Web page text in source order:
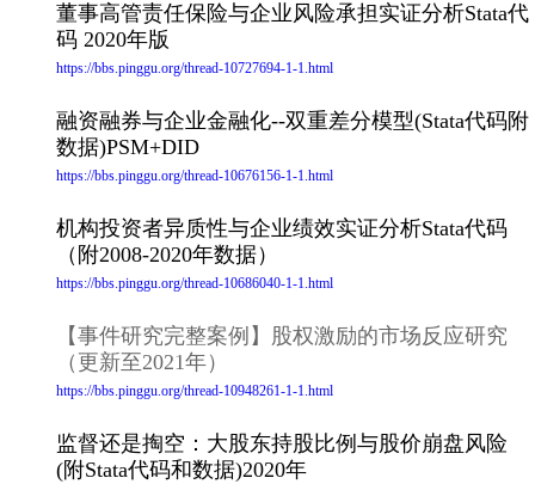
董事高管责任保险与企业风险承担实证分析Stata代
码 2020年版
https://bbs.pinggu.org/thread-10727694-1-1.html
融资融券与企业金融化--双重差分模型(Stata代码附
数据)PSM+DID
https://bbs.pinggu.org/thread-10676156-1-1.html
机构投资者异质性与企业绩效实证分析Stata代码
（附2008-2020年数据）
https://bbs.pinggu.org/thread-10686040-1-1.html
【事件研究完整案例】股权激励的市场反应研究
（更新至2021年）
https://bbs.pinggu.org/thread-10948261-1-1.html
监督还是掏空：大股东持股比例与股价崩盘风险
(附Stata代码和数据)2020年